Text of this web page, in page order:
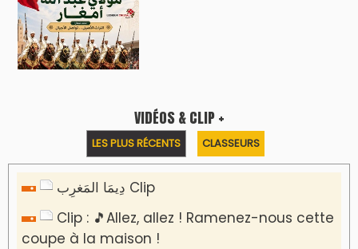
VIDÉOS & CLIP +
LES PLUS RÉCENTS CLASSEURS
دِيمَا المَغرِب Clip
Clip : 🎵Allez, allez ! Ramenez-nous cette
coupe à la maison !